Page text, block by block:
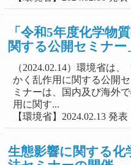
「令和5年度化学物
関する公開セミナー
（2024.02.14）環境省は
かく乱作用に関する公開
ミナーは、国内及び海外
用に関す...
【環境省】2024.02.13 発表
生態影響に関する化